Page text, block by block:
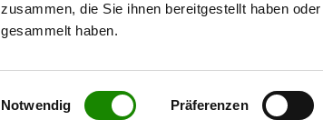
zusammen, die Sie ihnen bereitgestellt haben
gesammelt haben.
Einwilligungsauswahl
Notwendig Präferenzen
* Alle Preise inkl. gesetzl. Mehrwertsteuer zzgl.